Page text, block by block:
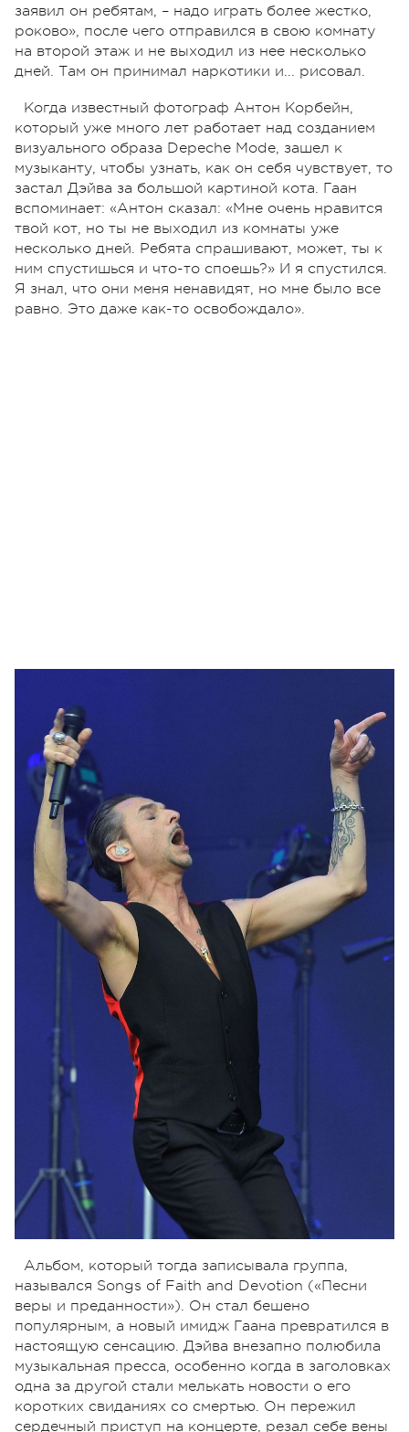
заявил он ребятам, – надо играть более жестко,
роково», после чего отправился в свою комнату
на второй этаж и не выходил из нее несколько
дней. Там он принимал наркотики и... рисовал.
Когда известный фотограф Антон Корбейн,
который уже много лет работает над созданием
визуального образа Depeche Mode, зашел к
музыканту, чтобы узнать, как он себя чувствует, то
застал Дэйва за большой картиной кота. Гаан
вспоминает: «Антон сказал: «Мне очень нравится
твой кот, но ты не выходил из комнаты уже
несколько дней. Ребята спрашивают, может, ты к
ним спустишься и что-то споешь?» И я спустился.
Я знал, что они меня ненавидят, но мне было все
равно. Это даже как-то освобождало».
Альбом, который тогда записывала группа,
назывался Songs of Faith and Devotion («Песни
веры и преданности»). Он стал бешено
популярным, а новый имидж Гаана превратился в
настоящую сенсацию. Дэйва внезапно полюбила
музыкальная пресса, особенно когда в заголовках
одна за другой стали мелькать новости о его
коротких свиданиях со смертью. Он пережил
сердечный приступ на концерте, резал себе вены